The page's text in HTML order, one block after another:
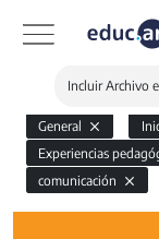
Incluir Archivo
General
Experiencias
comunicación